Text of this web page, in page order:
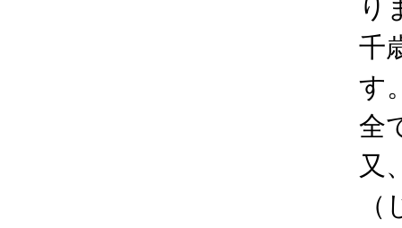
り
千
す
全
又